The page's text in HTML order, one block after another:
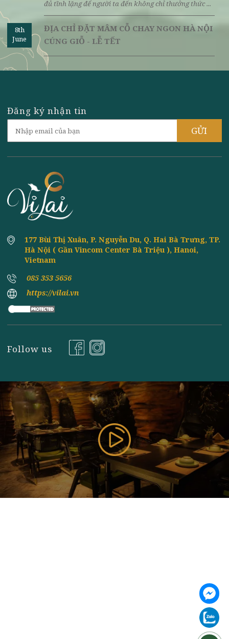
8th
June
3 TIÊU CHÍ VÀNG ĐÁNH GIÁ NHÀ HÀNG
CHAY HÀ NỘI
Ăn chay đang dần trở thành xu hướng ẩm thực thời
thượng trong cuộc sống hiện đại. Đặc biệt tại thủ ...
Tìm đâu giữa lòng Hà Nội, một không gian ẩm thực
đủ tĩnh lặng để người ta đến không chỉ thưởng thức ...
8th
ĐỊA CHỈ ĐẶT MÂM CỖ CHAY NGON HÀ NỘI
CÚNG GIỖ - LỄ TẾT
Vietnam
085 353 5656
https://vilai.vn
Follow us